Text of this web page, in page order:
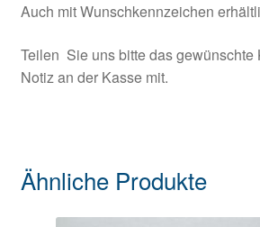
Auch mit Wunschkennzeichen
Teilen Sie uns bitte das gewünschte
Notiz an der Kasse mit.
Ähnliche Produkte